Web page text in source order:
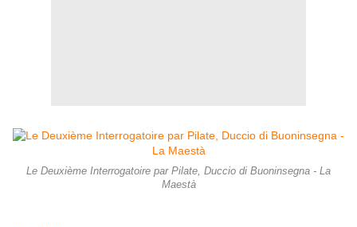
Le Deuxième Interrogatoire par Pilate, Duccio di Buoninsegna - La
Maestà